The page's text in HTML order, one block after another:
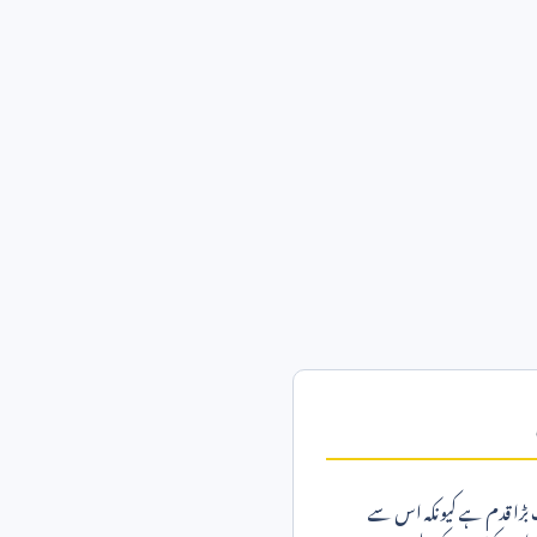
بڑا قدم ہے کیونکہ اس سے